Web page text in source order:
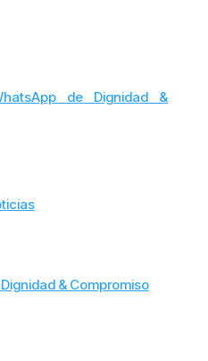
de Dignidad &
& Compromiso